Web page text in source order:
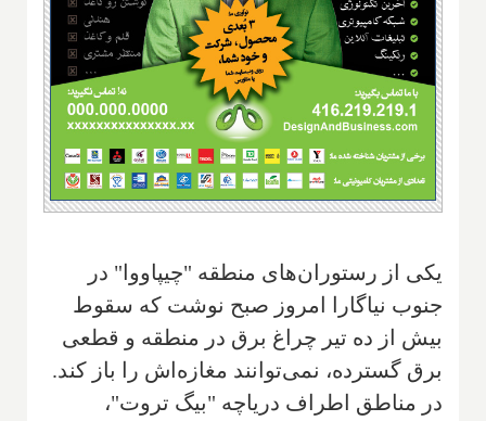
یکی از رستوران‌های منطقه "چیپاووا" در
جنوب نیاگارا امروز صبح نوشت که سقوط
بیش از ده تیر چراغ برق در منطقه و قطعی
برق گسترده، نمی‌توانند مغازه‌اش را باز کند.
در مناطق اطراف دریاچه "بیگ تروت"،